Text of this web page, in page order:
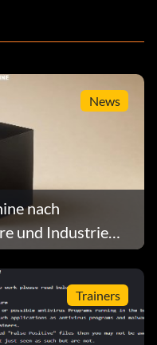
News
nach
und Industrie
Trainers